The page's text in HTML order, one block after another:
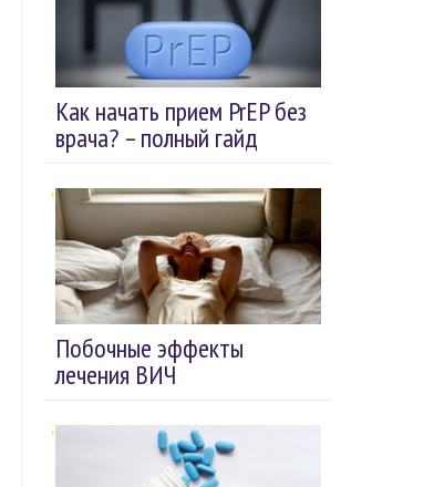
Как начать прием PrEP без
врача? – полный гайд
Побочные эффекты
лечения ВИЧ